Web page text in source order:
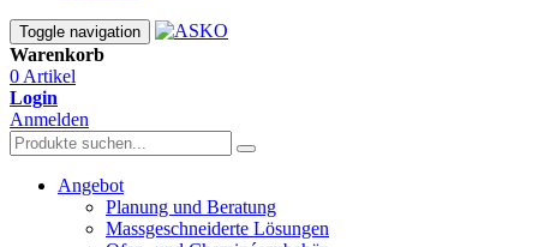
Toggle navigation
Warenkorb
0 Artikel
Login
Anmelden
Angebot
Planung und Beratung
Massgeschneiderte Lösungen